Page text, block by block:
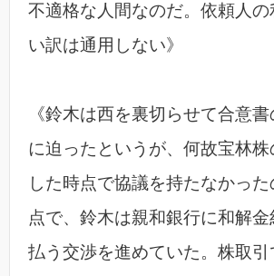
不適格な人間なのだ。依頼人
い訳は通用しない》
《鈴木は西を裏切らせて合意
に迫ったというが、何故宝林株
した時点で協議を持たなかっ
点で、鈴木は親和銀行に和解
払う交渉を進めていた。株取引